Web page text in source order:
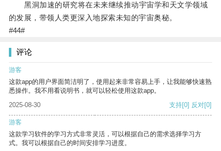
黑洞加速的研究将在未来继续推动宇宙学和天文学领域
的发展，带领人类更深入地探索未知的宇宙奥秘。
#44#
评论
游客
这款app的用户界面简洁明了，使用起来非常容易上手，让我能够快速熟
悉操作。我不用看说明书，就可以轻松使用这款app。
2025-08-30
支持[0] 反对[0]
游客
这款学习软件的学习方式非常灵活，可以根据自己的需求选择学习方
式。我可以根据自己的时间安排学习进度。